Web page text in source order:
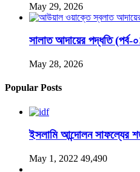
May 29, 2026
সালাত আদায়ের পদ্ধতি (পর্ব-
May 28, 2026
Popular Posts
ইসলামি আন্দোলন সাফল্যের
May 1, 2022 49,490